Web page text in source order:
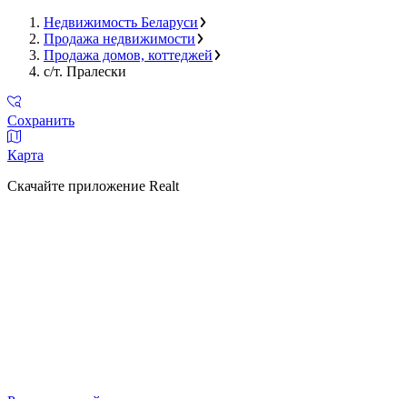
Недвижимость Беларуси
Продажа недвижимости
Продажа домов, коттеджей
с/т. Пралески
Сохранить
Карта
Скачайте приложение Realt